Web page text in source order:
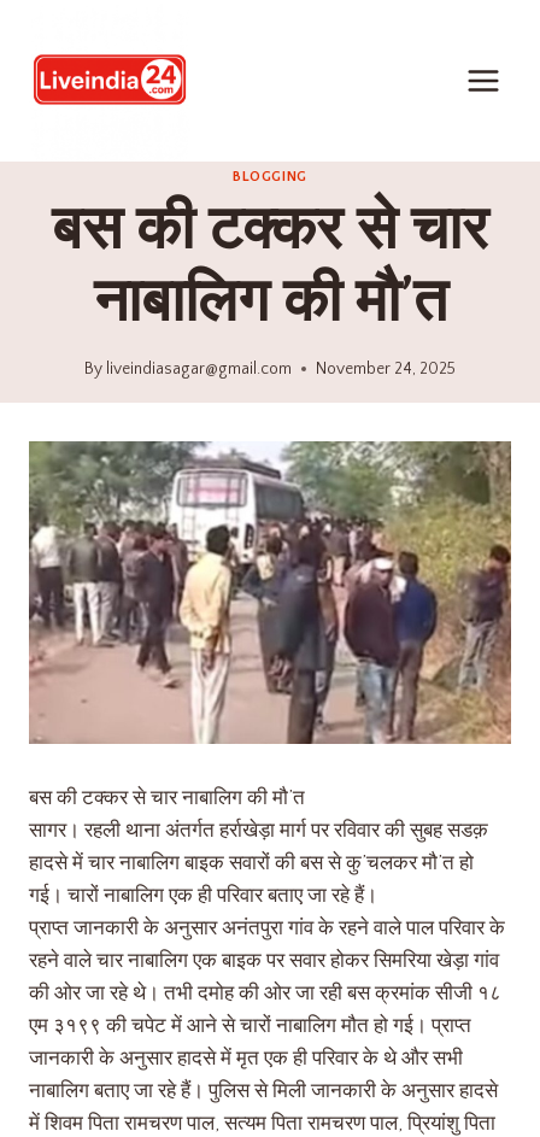
BLOGGING
बस की टक्कर से चार
नाबालिग की मौ’त
By liveindiasagar@gmail.com November 24, 2025
बस की टक्कर से चार नाबालिग की मौ’त
सागर। रहली थाना अंतर्गत हर्राखेड़ा मार्ग पर रविवार की सुबह सडक़
हादसे में चार नाबालिग बाइक सवारों की बस से कु’चलकर मौ’त हो
गई। चारों नाबालिग एक ही परिवार बताए जा रहे हैं।
प्राप्त जानकारी के अनुसार अनंतपुरा गांव के रहने वाले पाल परिवार के
रहने वाले चार नाबालिग एक बाइक पर सवार होकर सिमरिया खेड़ा गांव
की ओर जा रहे थे। तभी दमोह की ओर जा रही बस क्रमांक सीजी १८
एम ३१९९ की चपेट में आने से चारों नाबालिग मौत हो गई। प्राप्त
जानकारी के अनुसार हादसे में मृत एक ही परिवार के थे और सभी
नाबालिग बताए जा रहे हैं। पुलिस से मिली जानकारी के अनुसार हादसे
में शिवम पिता रामचरण पाल, सत्यम पिता रामचरण पाल, प्रियांशु पिता